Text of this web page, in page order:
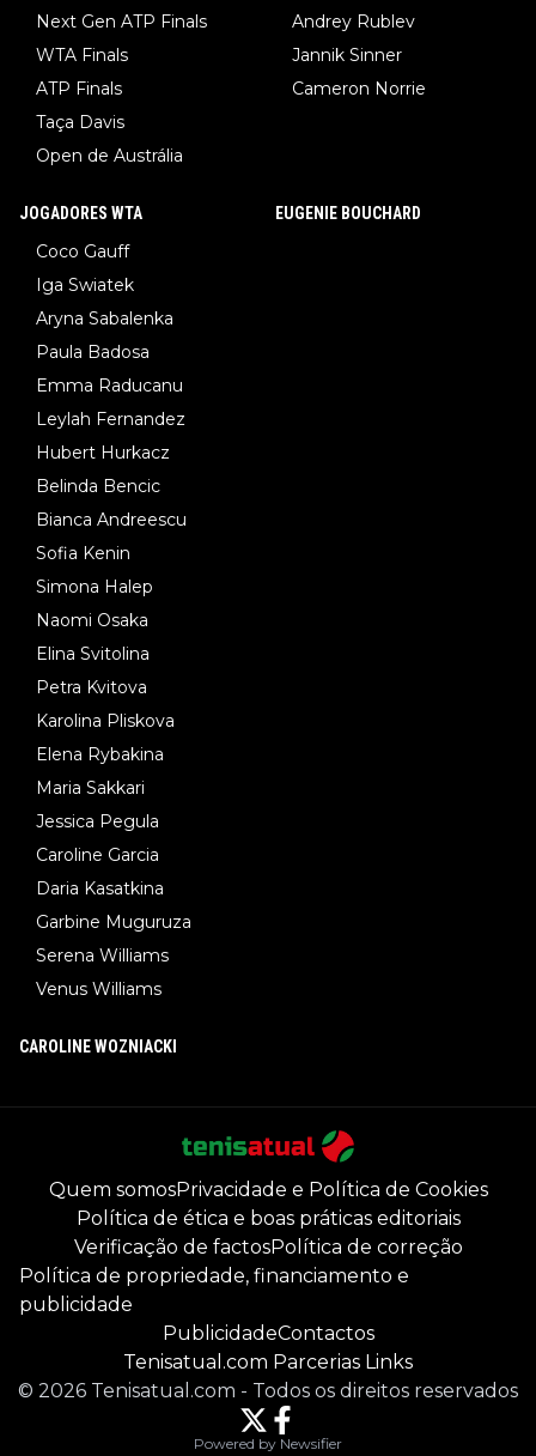
Next Gen ATP Finals
WTA Finals
ATP Finals
Taça Davis
Open de Austrália
Andrey Rublev
Jannik Sinner
Cameron Norrie
JOGADORES WTA
Coco Gauff
Iga Swiatek
Aryna Sabalenka
Paula Badosa
Emma Raducanu
Leylah Fernandez
Hubert Hurkacz
Belinda Bencic
Bianca Andreescu
Sofia Kenin
Simona Halep
Naomi Osaka
Elina Svitolina
Petra Kvitova
Karolina Pliskova
Elena Rybakina
Maria Sakkari
Jessica Pegula
Caroline Garcia
Daria Kasatkina
Garbine Muguruza
Serena Williams
Venus Williams
EUGENIE BOUCHARD
CAROLINE WOZNIACKI
Quem somosPrivacidade e Política de Cookies
Política de ética e boas práticas editoriais
Verificação de factosPolítica de correção
Política de propriedade, financiamento e
publicidade
PublicidadeContactos
Tenisatual.com Parcerias Links
© 2026 Tenisatual.com - Todos os direitos reservados
Powered by Newsifier